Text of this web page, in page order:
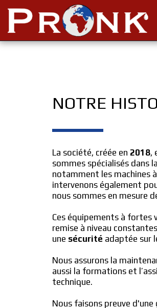
NOTRE
La société, créée en 2018,
sommes spécialisés dans
notamment les machines
intervenons également
nous sommes en mesure
Ces équipements à fortes
remise à niveau
une sécurité adaptée sur
Nous assurons la
aussi la formations et
technique.
Nous faisons preuve d'une